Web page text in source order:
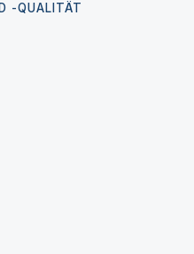
-QUALITÄT